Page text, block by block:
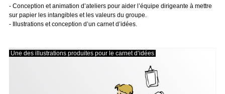
- Conception et animation d’ateliers pour aider l’équipe dirigeante à mettre
sur papier les intangibles et les valeurs du groupe.
- Illustrations et conception d’un carnet d’idées.
Une des illustrations produites pour le carnet d’idées